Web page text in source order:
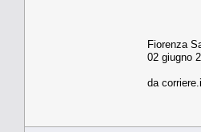
Fiorenza
02 giugno
da